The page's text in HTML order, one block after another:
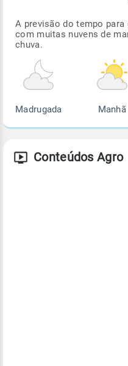
A previsão do tempo
com muitas nuvens de
chuva.
Madrugada Manhã
Conteúdos Agro